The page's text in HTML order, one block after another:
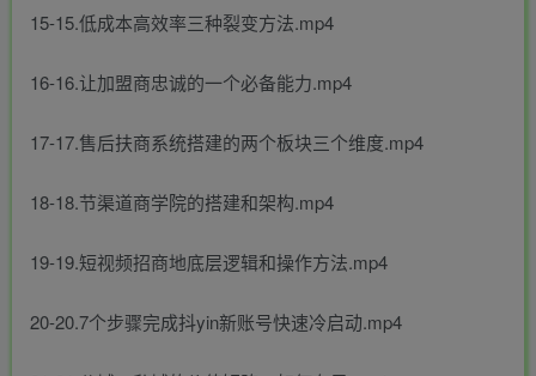
15-15.低成本高效率三种裂变方法.mp4
16-16.让加盟商忠诚的一个必备能力.mp4
17-17.售后扶商系统搭建的两个板块三个维度.mp4
18-18.节渠道商学院的搭建和架构.mp4
19-19.短视频招商地底层逻辑和操作方法.mp4
20-20.7个步骤完成抖yin新账号快速冷启动.mp4